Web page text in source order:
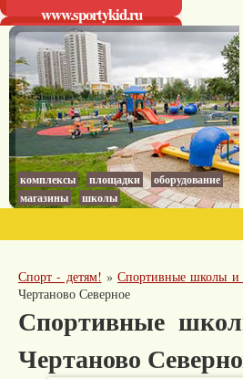
www.sportykid.ru
комплексы площадки
оборудование
магазины
школы
Спорт - детям! » Спортивные школы и
Чертаново Северное
Спортивные
Чертаново